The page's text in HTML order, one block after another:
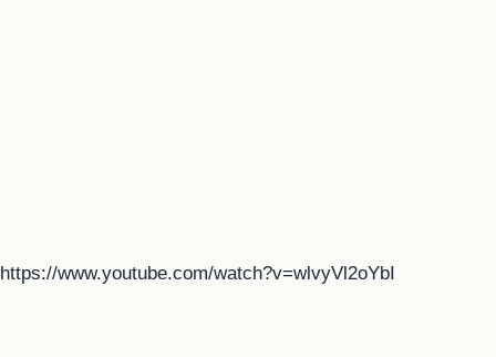
https://www.youtube.com/watch?v=wlvyVl2oYbI